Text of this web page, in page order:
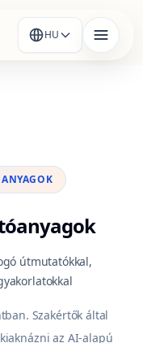
HU
útmutatókkal,
Szakértők által
az AI-alapú